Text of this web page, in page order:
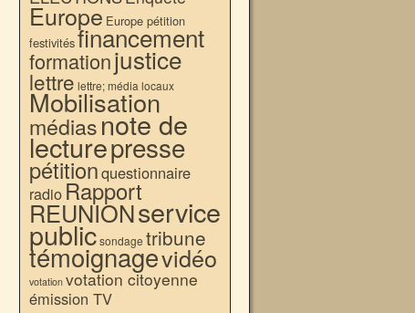
Europe Europe pétition
festivitésfinancement
formationjustice
lettre lettre; média locaux
Mobilisation
médiasnote de
lecturepresse
pétitionquestionnaire
radio Rapport
REUNIONservice
publicsondage tribune
témoignagevidéo
votation votation citoyenne
émission TV